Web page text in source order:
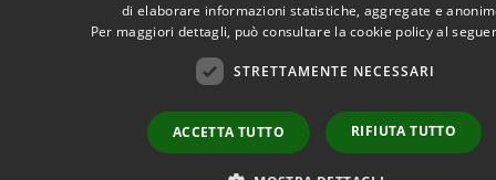
di elaborare informazioni statistiche, aggregate e
Per maggiori dettagli, può consultare la cookie policy al
STRETTAMENTE NECESSARI
ACCETTA TUTTO RIFIUTA TUTTO